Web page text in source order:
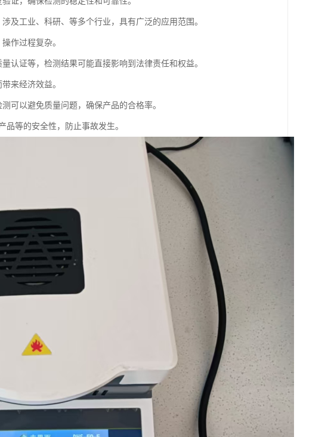
及工业、科研、等多个行业，具有广泛的应用范围。
作过程复杂。
认证等，检测结果可能直接影响到法律责任和权益。
来经济效益。
可以避免质量问题，确保产品的合格率。
等的安全性，防止事故发生。